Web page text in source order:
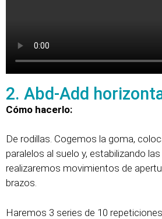
2. Abd-Add
Cómo hacerlo:
De rodillas. Cogemos la goma,
paralelos al suelo y, estabilizando
realizaremos movimientos de
brazos.
Haremos 3 series de 10 repeticiones.